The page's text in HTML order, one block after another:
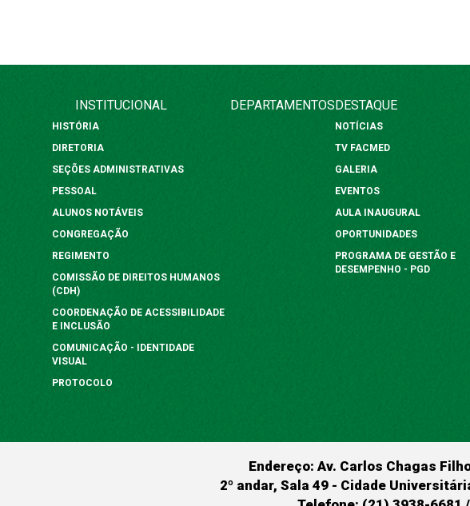
INSTITUCIONAL
HISTÓRIA
DIRETORIA
SEÇÕES ADMINISTRATIVAS
PESSOAL
ALUNOS NOTÁVEIS
CONGREGAÇÃO
REGIMENTO
COMISSÃO DE DIREITOS HUMANOS
(CDH)
COORDENAÇÃO DE ACESSIBILIDADE
E INCLUSÃO
COMUNICAÇÃO - IDENTIDADE
VISUAL
PROTOCOLO
DEPARTAMENTOSDESTAQUE
NOTÍCIAS
TV FACMED
GALERIA
EVENTOS
AULA INAUGURAL
OPORTUNIDADES
PROGRAMA DE GESTÃO E
DESEMPENHO - PGD
Endereço: Av. Carlos Chagas
2º andar, Sala 49 - Cidade